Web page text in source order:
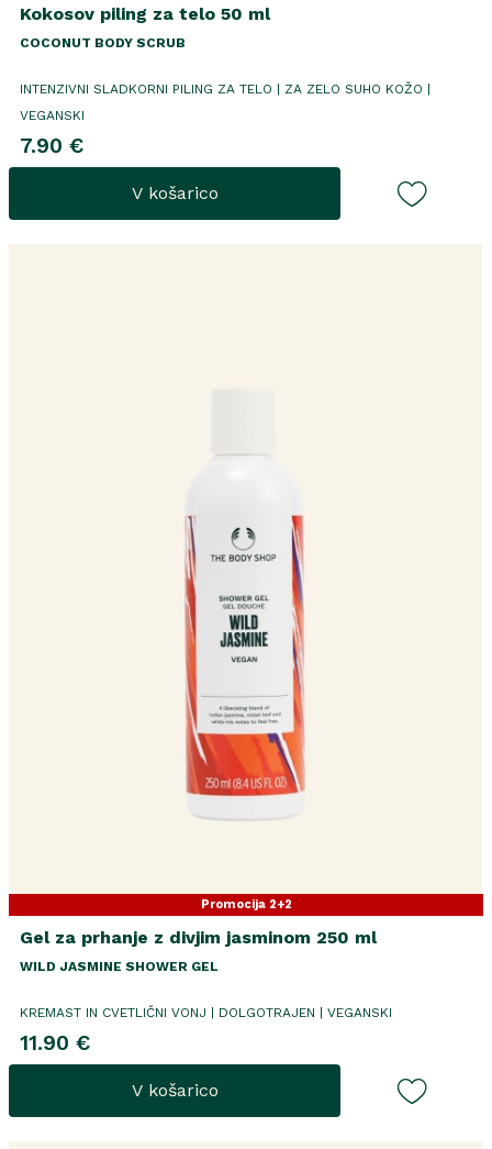
Kokosov piling za telo 50 ml
COCONUT BODY SCRUB
INTENZIVNI SLADKORNI PILING ZA TELO | ZA ZELO SUHO KOŽO |
VEGANSKI
7.90 €
V košarico
Promocija 2+2
Gel za prhanje z divjim jasminom 250 ml
WILD JASMINE SHOWER GEL
KREMAST IN CVETLIČNI VONJ | DOLGOTRAJEN | VEGANSKI
11.90 €
V košarico